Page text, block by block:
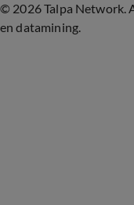
© 2026 Talpa Network.
en datamining.